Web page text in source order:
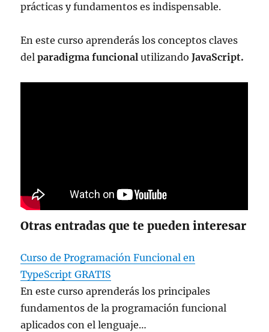
prácticas y fundamentos es indispensable.
En este curso aprenderás los conceptos claves
delparadigma funcional utilizandoJavaScript.
Otras entradas que te pueden interesar
Curso de Programación Funcional en
TypeScript GRATIS
En este curso aprenderás los principales
fundamentos de la programación funcional
aplicados con el lenguaje…